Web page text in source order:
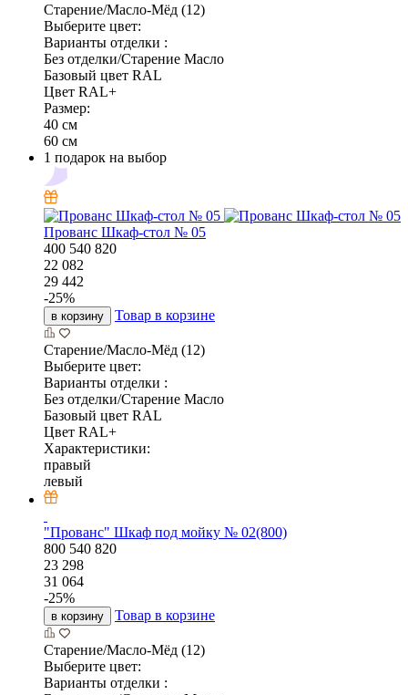
Старение/Масло-Мёд (12)
Выберите цвет:
Варианты отделки :
Без отделки/Старение Масло
Базовый цвет RAL
Цвет RAL+
Размер:
40 см
60 см
1 подарок на выбор
Прованс Шкаф-стол № 05
400 540 820
22 082
29 442
-25%
в корзину Товар в корзине
Старение/Масло-Мёд (12)
Выберите цвет:
Варианты отделки :
Без отделки/Старение Масло
Базовый цвет RAL
Цвет RAL+
Характеристики:
правый
левый
"Прованс" Шкаф под мойку № 02(800)
800 540 820
23 298
31 064
-25%
в корзину Товар в корзине
Старение/Масло-Мёд (12)
Выберите цвет:
Варианты отделки :